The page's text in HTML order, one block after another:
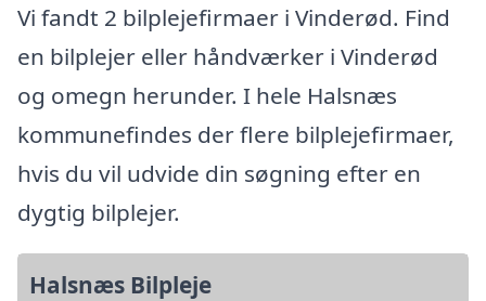
Vi fandt 2 bilplejefirmaer i Vinderød. Find
en bilplejer eller håndværker i Vinderød
og omegn herunder. I hele Halsnæs
kommunefindes der flere bilplejefirmaer,
hvis du vil udvide din søgning efter en
dygtig bilplejer.
Halsnæs Bilpleje